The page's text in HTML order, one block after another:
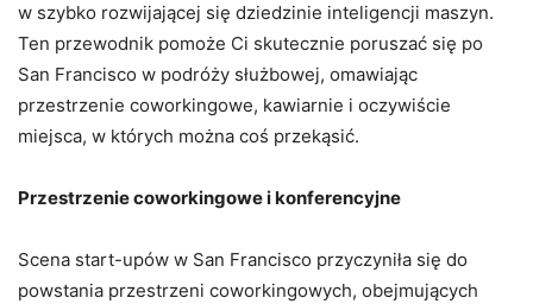
w szybko rozwijającej się dziedzinie inteligencji maszyn.
Ten przewodnik pomoże Ci skutecznie poruszać się po
San Francisco w podróży służbowej, omawiając
przestrzenie coworkingowe, kawiarnie i oczywiście
miejsca, w których można coś przekąsić.
Przestrzenie coworkingowe i konferencyjne
Scena start-upów w San Francisco przyczyniła się do
powstania przestrzeni coworkingowych, obejmujących